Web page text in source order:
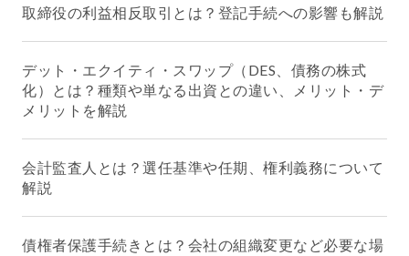
取締役の利益相反取引とは？登記手続への影響も解説
デット・エクイティ・スワップ（DES、債務の株式
化）とは？種類や単なる出資との違い、メリット・デ
メリットを解説
会計監査人とは？選任基準や任期、権利義務について
解説
債権者保護手続きとは？会社の組織変更など必要な場